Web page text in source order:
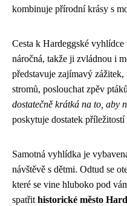
kombinuje přírodní krásy s
Cesta k Hardeggské
náročná, takže ji zvládnou i
představuje zajímavý
stromů, poslouchat zpěv
dostatečně krátká na to, aby
poskytuje dostatek
Samotná vyhlídka je
návštěvě s dětmi. Odtud se
které se vine hluboko pod
spatřit historické město